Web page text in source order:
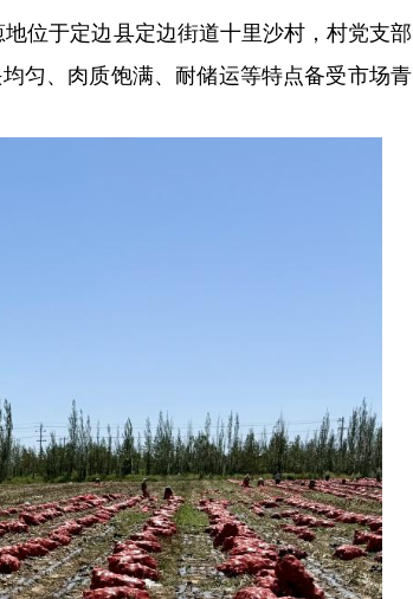
位于定边县定边街道十里沙村，村党支部
匀、肉质饱满、耐储运等特点备受市场青